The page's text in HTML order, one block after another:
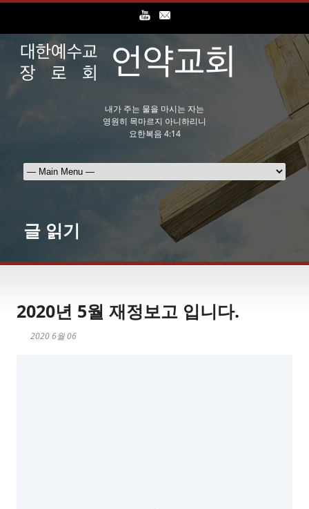
내가 주는 물을 마시는 자는
영원히 목마르지 아니하리니
요한복음 4:14
글 읽기
2020년 5월 재정보고 입니다.
2020 6월 06